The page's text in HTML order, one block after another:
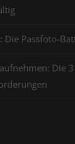
Die Passfoto-
Die 3